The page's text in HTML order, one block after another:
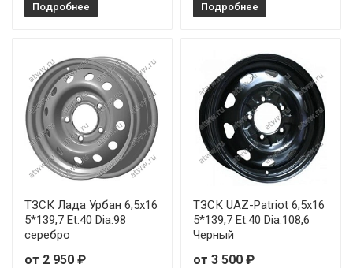
Подробнее Подробнее
ТЗСК Лада Урбан 6,5x16
5*139,7 Et:40 Dia:98
серебро
от 2 950 ₽
ТЗСК UAZ-Patriot 6,5x16
5*139,7 Et:40 Dia:108,6
Черный
от 3 500 ₽